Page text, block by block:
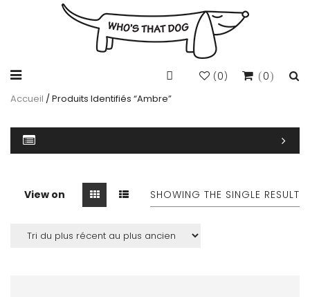
0
(0)
Accueil / Produits Identifiés “ambre”
View on SHOWING THE SINGLE RESULT